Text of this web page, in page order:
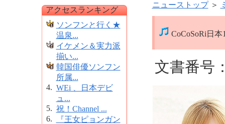
アクセスランキング
ソンフンと行く★
温泉...
イケメン＆実力派
揃い...
韓国俳優ソンフン
所属...
4. WEi 、日本デビ
ュ...
5. 祝！Channel ...
6.
『王女ピョンガン
ニューストップ＞
CoCoSoRi日
文書番号